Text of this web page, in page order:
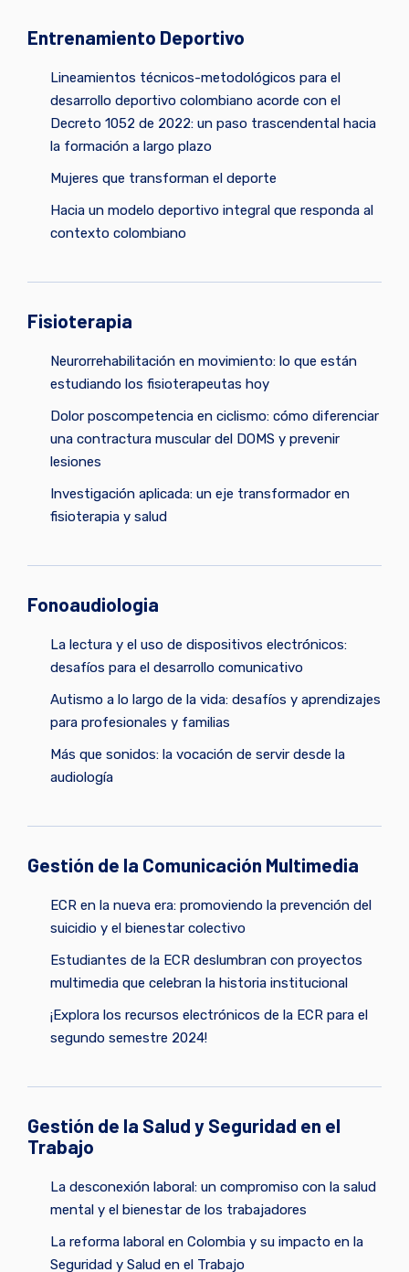
Entrenamiento Deportivo
Lineamientos técnicos-metodológicos para el
desarrollo deportivo colombiano acorde con el
Decreto 1052 de 2022: un paso trascendental hacia
la formación a largo plazo
Mujeres que transforman el deporte
Hacia un modelo deportivo integral que responda al
contexto colombiano
Fisioterapia
Neurorrehabilitación en movimiento: lo que están
estudiando los fisioterapeutas hoy
Dolor poscompetencia en ciclismo: cómo diferenciar
una contractura muscular del DOMS y prevenir
lesiones
Investigación aplicada: un eje transformador en
fisioterapia y salud
Fonoaudiologia
La lectura y el uso de dispositivos electrónicos:
desafíos para el desarrollo comunicativo
Autismo a lo largo de la vida: desafíos y aprendizajes
para profesionales y familias
Más que sonidos: la vocación de servir desde la
audiología
Gestión de la Comunicación Multimedia
ECR en la nueva era: promoviendo la prevención del
suicidio y el bienestar colectivo
Estudiantes de la ECR deslumbran con proyectos
multimedia que celebran la historia institucional
¡Explora los recursos electrónicos de la ECR para el
segundo semestre 2024!
Gestión de la Salud y Seguridad en el
Trabajo
La desconexión laboral: un compromiso con la salud
mental y el bienestar de los trabajadores
La reforma laboral en Colombia y su impacto en la
Seguridad y Salud en el Trabajo